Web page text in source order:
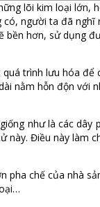
lõi kim loại
người ta đã
hơn, sử dụng
trình lưu hóa
nằm hỗn độn
như là các
này. Điều này
chế của nhà